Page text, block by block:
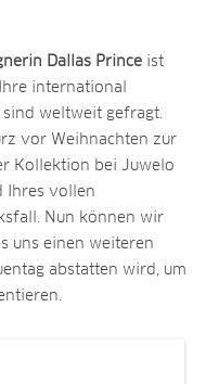
Dallas Prince ist
international
sind weltweit gefragt.
vor Weihnachten zur
Kollektion bei Juwelo
Ihres vollen
Nun können wir
uns einen weiteren
abstatten wird, um